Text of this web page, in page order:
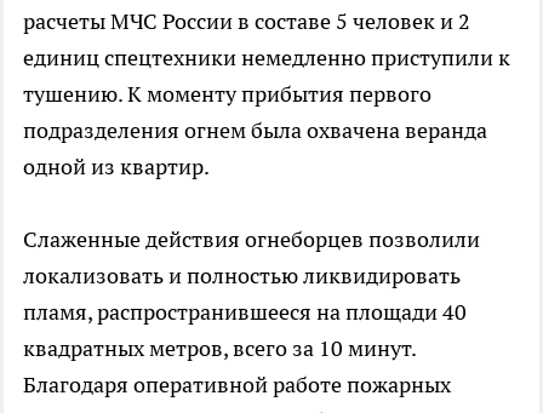
расчеты МЧС России в составе 5 человек и 2
единиц спецтехники немедленно приступили к
тушению. К моменту прибытия первого
подразделения огнем была охвачена веранда
одной из квартир.
Слаженные действия огнеборцев позволили
локализовать и полностью ликвидировать
пламя, распространившееся на площади 40
квадратных метров, всего за 10 минут.
Благодаря оперативной работе пожарных